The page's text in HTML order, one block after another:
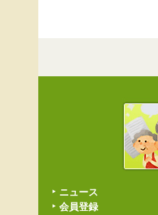
ニュース
会員登録